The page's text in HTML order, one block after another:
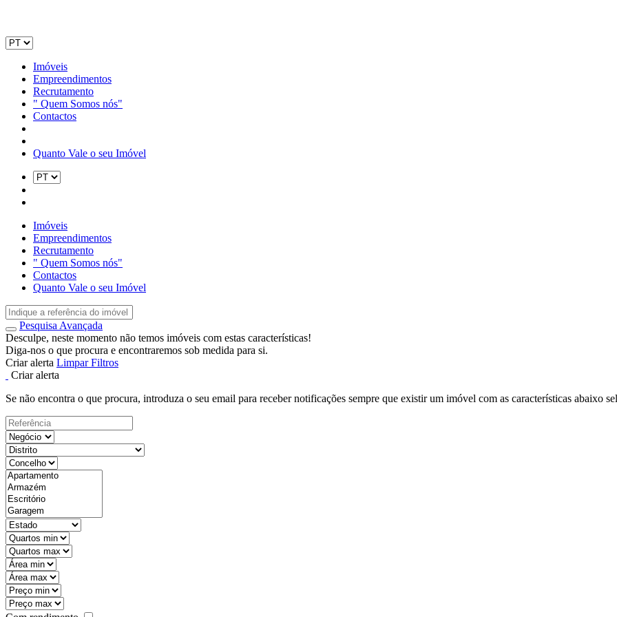
Imóveis
Empreendimentos
Recrutamento
" Quem Somos nós"
Contactos
Quanto Vale o seu Imóvel
Imóveis
Empreendimentos
Recrutamento
" Quem Somos nós"
Contactos
Quanto Vale o seu Imóvel
Pesquisa Avançada
Desculpe, neste momento não temos imóveis com estas características!
Diga-nos o que procura e encontraremos sob medida para si.
Criar alerta Limpar Filtros
Criar alerta
Se não encontra o que procura, introduza o seu email para receber notificações sempre que existir um imóvel com as características abaixo